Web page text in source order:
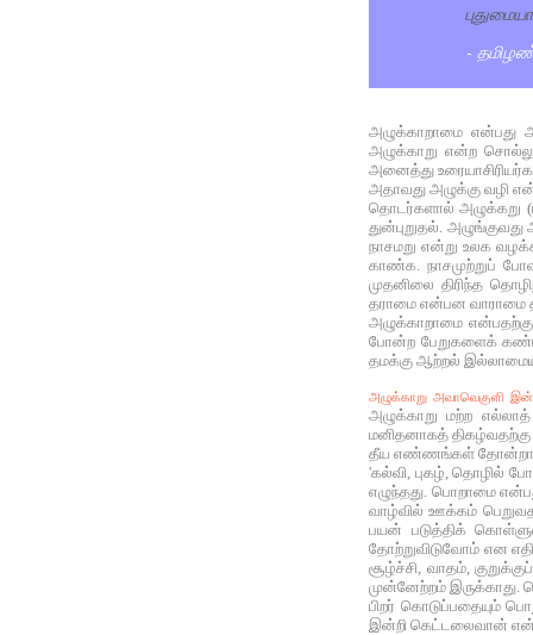
-
அழுக்காறாமை என்பது
அழுக்காறு என்ற
அனைத்து
அதாவது அழுக்கு வழி
தொடர்களால் அழுக்கறு
துன்புறுதல்.
நாசமறு என்று உலக
காண்க. நாசமுற்றுப்
முதனிலை திரிந்த
தராமை என்பன வாராமை
அழுக்காறாமை
போன்ற பேறுகளைக்
தமக்கு ஆற்றல்
அழுக்காறு அவாவெகுளி
அழுக்காறு மற்ற
மனிதனாகத்
தீய எண்ணங்கள்
'கல்வி, புகழ், தொழில்
எழுந்தது. பொறாமை
வாழ்வில் ஊக்கம்
பயன் படுத்திக்
தோற்றுவிடுவோம் என
சூழ்ச்சி, வாதம்,
முன்னேற்றம்
பிறர் கொடுப்பதையும்
இன்றி கெட்டலைவான்